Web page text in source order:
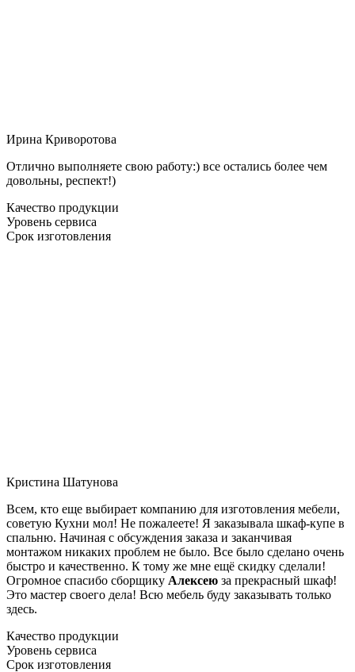
Ирина Криворотова
Отлично выполняете свою работу:) все остались более чем
довольны, респект!)
Качество продукции
Уровень сервиса
Срок изготовления
Кристина Шатунова
Всем, кто еще выбирает компанию для изготовления мебели,
советую Кухни мол! Не пожалеете! Я заказывала шкаф-купе в
спальню. Начиная с обсуждения заказа и заканчивая
монтажом никаких проблем не было. Все было сделано очень
быстро и качественно. К тому же мне ещё скидку сделали!
Огромное спасибо сборщику Алексею за прекрасный шкаф!
Это мастер своего дела! Всю мебель буду заказывать только
здесь.
Качество продукции
Уровень сервиса
Срок изготовления